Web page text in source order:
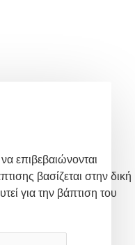
επιβεβαιώνονται
βασίζεται στην δική
για την βάπτιση του